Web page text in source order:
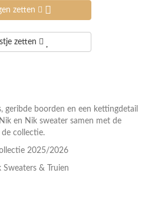
zetten
zetten
geribde boorden en een kettingdetail
en Nik sweater samen met de
collectie.
2025/2026
Sweaters & Truien